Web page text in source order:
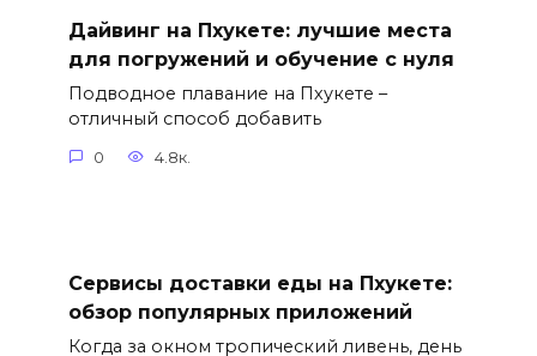
Дайвинг на Пхукете: лучшие места
для погружений и обучение с нуля
Подводное плавание на Пхукете –
отличный способ добавить
0 4.8к.
Сервисы доставки еды на Пхукете:
обзор популярных приложений
Когда за окном тропический ливень, день